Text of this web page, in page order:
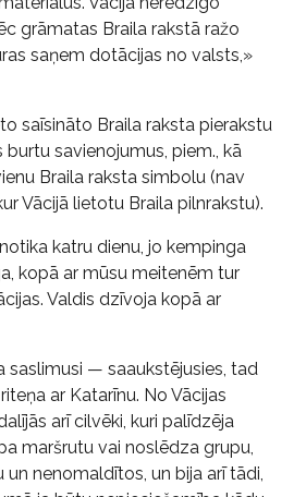
grāmatas Braila rakstā ražo
saņem dotācijas no valsts,»
saīsināto Braila raksta pierakstu
savienojumus, piem., kā
Braila raksta simbolu (nav
Vācijā lietotu Braila pilnrakstu).
katru dienu, jo kempinga
kopā ar mūsu meitenēm tur
Valdis dzīvoja kopā ar
saslimusi — saaukstējusies, tad
ar Katarīnu. No Vācijas
arī cilvēki, kuri palīdzēja
maršrutu vai noslēdza grupu,
nenomaldītos, un bija arī tādi,